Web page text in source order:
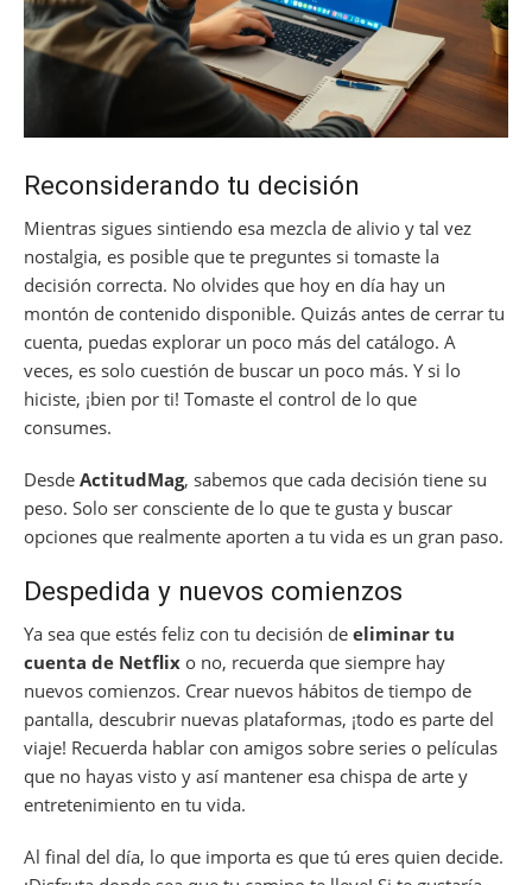
Reconsiderando tu decisión
Mientras sigues sintiendo esa mezcla de alivio y tal vez
nostalgia, es posible que te preguntes si tomaste la
decisión correcta. No olvides que hoy en día hay un
montón de contenido disponible. Quizás antes de cerrar tu
cuenta, puedas explorar un poco más del catálogo. A
veces, es solo cuestión de buscar un poco más. Y si lo
hiciste, ¡bien por ti! Tomaste el control de lo que
consumes.
Desde ActitudMag, sabemos que cada decisión tiene su
peso. Solo ser consciente de lo que te gusta y buscar
opciones que realmente aporten a tu vida es un gran paso.
Despedida y nuevos comienzos
Ya sea que estés feliz con tu decisión de eliminar tu
cuenta de Netflix o no, recuerda que siempre hay
nuevos comienzos. Crear nuevos hábitos de tiempo de
pantalla, descubrir nuevas plataformas, ¡todo es parte del
viaje! Recuerda hablar con amigos sobre series o películas
que no hayas visto y así mantener esa chispa de arte y
entretenimiento en tu vida.
Al final del día, lo que importa es que tú eres quien decide.